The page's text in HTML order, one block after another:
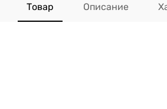
Товар Описание